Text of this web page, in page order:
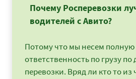
Почему Росперевозки
водителей с Авито?
Потому что мы несем полную
ответственность по грузу по
перевозки. Вряд ли кто то из